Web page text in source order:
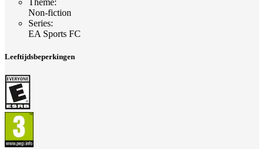
Non-fiction
Series:
EA Sports FC
Leeftijdsbeperkingen